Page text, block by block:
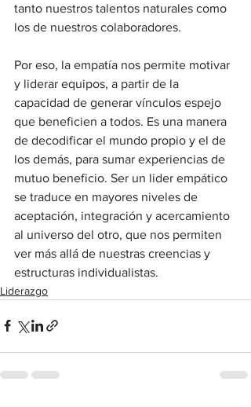
tanto nuestros talentos naturales como
los de nuestros colaboradores.
Por eso, la empatía nos permite motivar
y liderar equipos, a partir de la
capacidad de generar vínculos espejo
que beneficien a todos. Es una manera
de decodificar el mundo propio y el de
los demás, para sumar experiencias de
mutuo beneficio. Ser un lider empático
se traduce en mayores niveles de
aceptación, integración y acercamiento
al universo del otro, que nos permiten
ver más allá de nuestras creencias y
estructuras individualistas.
Liderazgo